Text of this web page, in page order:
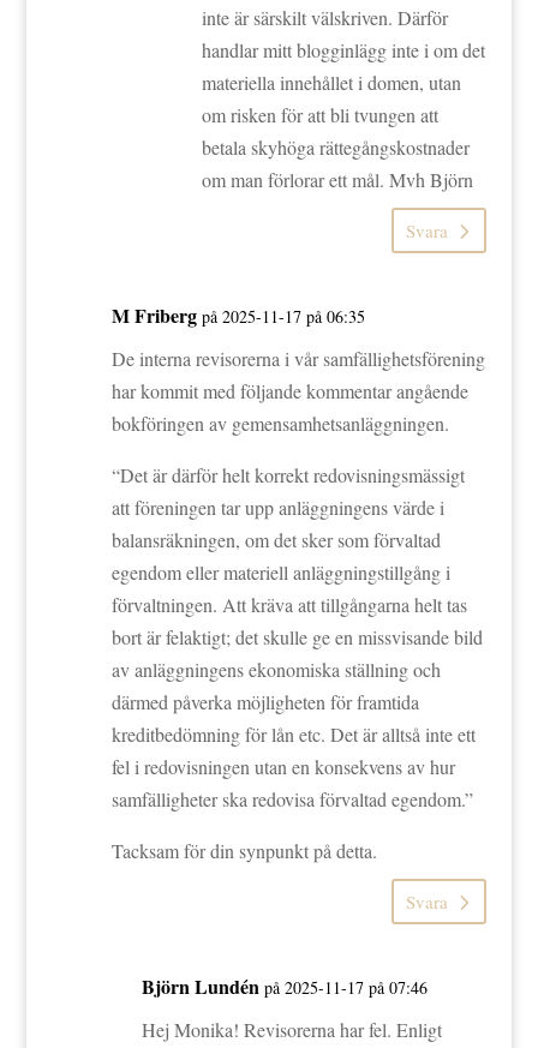
inte är särskilt välskriven. Därför
handlar mitt blogginlägg inte i om det
materiella innehållet i domen, utan
om risken för att bli tvungen att
betala skyhöga rättegångskostnader
om man förlorar ett mål. Mvh Björn
Svara
M Friberg på 2025-11-17 på 06:35
De interna revisorerna i vår samfällighetsförening
har kommit med följande kommentar angående
bokföringen av gemensamhetsanläggningen.
“Det är därför helt korrekt redovisningsmässigt
att föreningen tar upp anläggningens värde i
balansräkningen, om det sker som förvaltad
egendom eller materiell anläggningstillgång i
förvaltningen. Att kräva att tillgångarna helt tas
bort är felaktigt; det skulle ge en missvisande bild
av anläggningens ekonomiska ställning och
därmed påverka möjligheten för framtida
kreditbedömning för lån etc. Det är alltså inte ett
fel i redovisningen utan en konsekvens av hur
samfälligheter ska redovisa förvaltad egendom.”
Tacksam för din synpunkt på detta.
Svara
Björn Lundén på 2025-11-17 på 07:46
Hej Monika! Revisorerna har fel. Enligt